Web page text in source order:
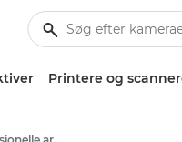
Printere og